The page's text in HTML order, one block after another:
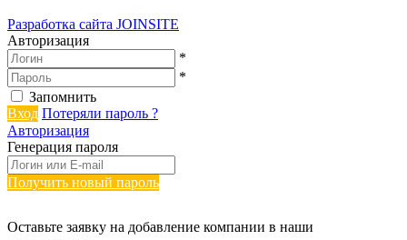
Разработка сайта JOINSITE
Авторизация
*
*
Запомнить
Вход Потеряли пароль ?
Авторизация
Генерация пароля
Получить новый пароль
Оставьте заявку на добавление компании в наши